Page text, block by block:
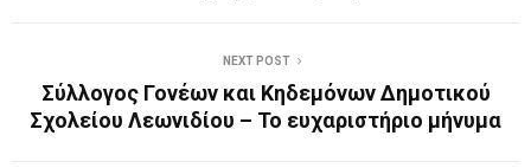
NEXT POST
Σύλλογος Γονέων και Κηδεμόνων Δημοτικού
Σχολείου Λεωνιδίου – Το ευχαριστήριο μήνυμα